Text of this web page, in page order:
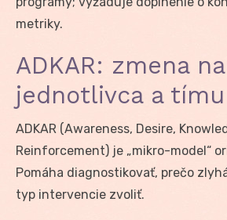
metriky.
ADKAR: zmena
jednotlivca a tímu
ADKAR (Awareness, Desire,
Reinforcement) je „mikro-model“
Pomáha diagnostikovať, prečo
typ intervencie zvoliť.